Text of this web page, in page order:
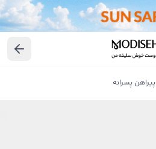
پیراهن پسرانه